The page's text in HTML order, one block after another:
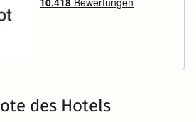
des Hotels